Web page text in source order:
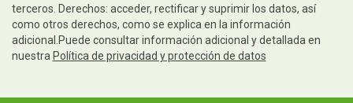
terceros. Derechos: acceder, rectificar y suprimir los datos, así
como otros derechos, como se explica en la información
adicional.Puede consultar información adicional y detallada en
nuestra Política de privacidad y protección de datos